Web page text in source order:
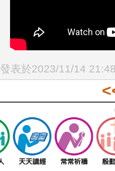
發表於2023/11/14